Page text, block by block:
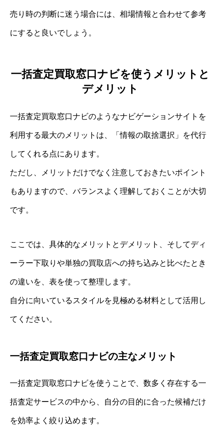
売り時の判断に迷う場合には、相場情報と合わせて参考
にすると良いでしょう。
一括査定買取窓口ナビを使うメリットと
デメリット
一括査定買取窓口ナビのようなナビゲーションサイトを
利用する最大のメリットは、「情報の取捨選択」を代行
してくれる点にあります。
ただし、メリットだけでなく注意しておきたいポイント
もありますので、バランスよく理解しておくことが大切
です。
ここでは、具体的なメリットとデメリット、そしてディ
ーラー下取りや単独の買取店への持ち込みと比べたとき
の違いを、表を使って整理します。
自分に向いているスタイルを見極める材料として活用し
てください。
一括査定買取窓口ナビの主なメリット
一括査定買取窓口ナビを使うことで、数多く存在する一
括査定サービスの中から、自分の目的に合った候補だけ
を効率よく絞り込めます。